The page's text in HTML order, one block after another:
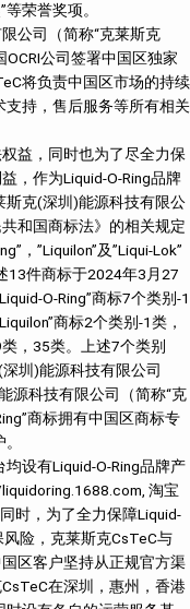
荣誉奖项。
公司（简称“克莱斯克
OCRI公司签署中国区独家
将负责中国区市场的持续
持，售后服务等所有相关
益，同时也为了尽全力保
，作为Liquid-O-Ring品牌
斯克(深圳)能源科技有限公
和国商标法》的相关规定
，”Liquilon”及”Liqui-Lok”
13件商标于2024年3月27
O-Ring”商标7个类别-1
商标2个类别-1类，
，35类。上述7个类别
圳)能源科技有限公司
源科技有限公司（简称“克
商标拥有中国区商标专
设有Liquid-O-Ring品牌产
淘宝
时，为了全力保障Liquid-
险，克莱斯克CsTeC与
区客户坚持从正规官方渠
在深圳，惠州，香港